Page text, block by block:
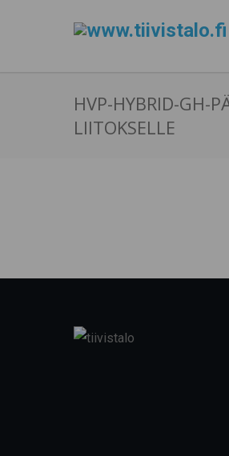
HVP-HYBRID-GH-
LIITOKSELLE